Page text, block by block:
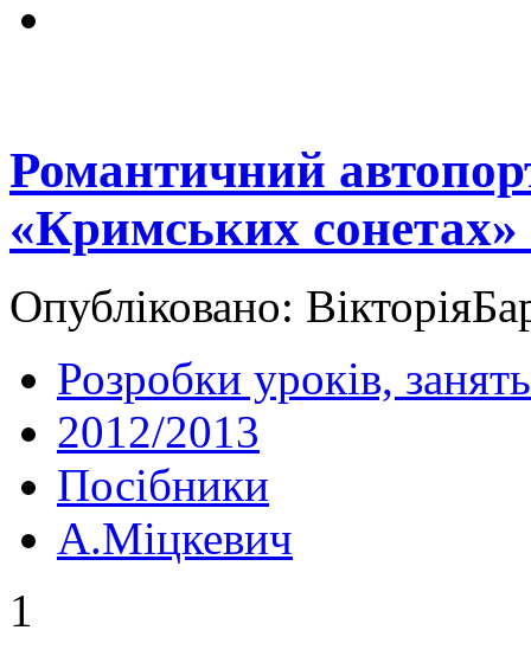
Романтичний
«Кримських
Опубліковано:
Розробки уроків, занять
2012/2013
Посібники
А.Міцкевич
1